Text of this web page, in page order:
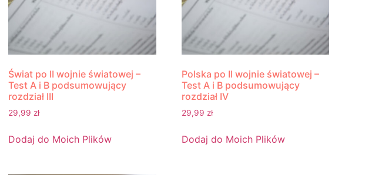
Świat po II wojnie światowej –
Test A i B podsumowujący
rozdział III
29,99zł
Dodaj do Moich Plików
Polska po II wojnie światowej –
Test A i B podsumowujący
rozdział IV
29,99zł
Dodaj do Moich Plików